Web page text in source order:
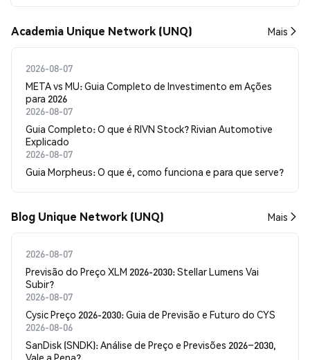
Academia Unique Network (UNQ) Mais
2026-08-07
META vs MU: Guia Completo de Investimento em Ações
para 2026
2026-08-07
Guia Completo: O que é RIVN Stock? Rivian Automotive
Explicado
2026-08-07
Guia Morpheus: O que é, como funciona e para que serve?
Blog Unique Network (UNQ) Mais
2026-08-07
Previsão do Preço XLM 2026-2030: Stellar Lumens Vai
Subir?
2026-08-07
Cysic Preço 2026-2030: Guia de Previsão e Futuro do CYS
2026-08-06
SanDisk (SNDK): Análise de Preço e Previsões 2026–2030,
Vale a Pena?